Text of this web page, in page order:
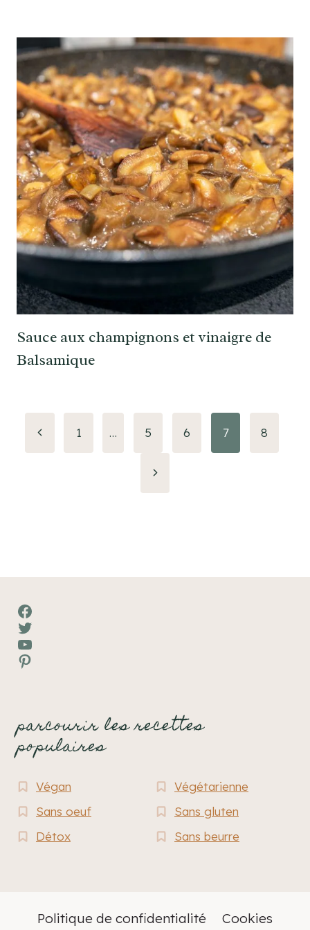
Sauce aux champignons et vinaigre de
Balsamique
Navigation
Page
1 … 5 6 7 8
Page
Facebook
Twitter
YouTube
Pinterest
parcourir les recettes
populaires
Végan
Végétarienne
Sans oeuf
Sans gluten
Détox
Sans beurre
Politique de confidentialité Cookies